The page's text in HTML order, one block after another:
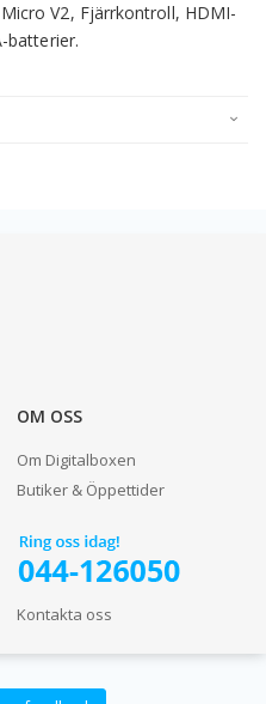
V2, Fjärrkontroll, HDMI-
batterier.
OM OSS
Om Digitalboxen
Butiker & Öppettider
Kontakta oss